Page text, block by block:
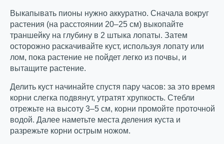
Выкапывать пионы нужно аккуратно. Сначала вокруг
растения (на расстоянии 20–25 см) выкопайте
траншейку на глубину в 2 штыка лопаты. Затем
осторожно раскачивайте куст, используя лопату или
лом, пока растение не пойдет легко из почвы, и
вытащите растение.
Делить куст начинайте спустя пару часов: за это время
корни слегка подвянут, утратят хрупкость. Стебли
отрежьте на высоту 3–5 см, корни промойте проточной
водой. Далее наметьте места деления куста и
разрежьте корни острым ножом.